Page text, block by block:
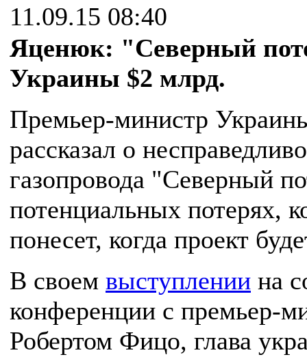
11.09.15 08:40
Яценюк: "Северный
Украины $2 млрд.
Премьер-министр
рассказал о
газопровода "Северный
потенциальных потерях,
понесет, когда проект
В своем выступлении на
конференции с премьер-
Робертом Фицо, глава